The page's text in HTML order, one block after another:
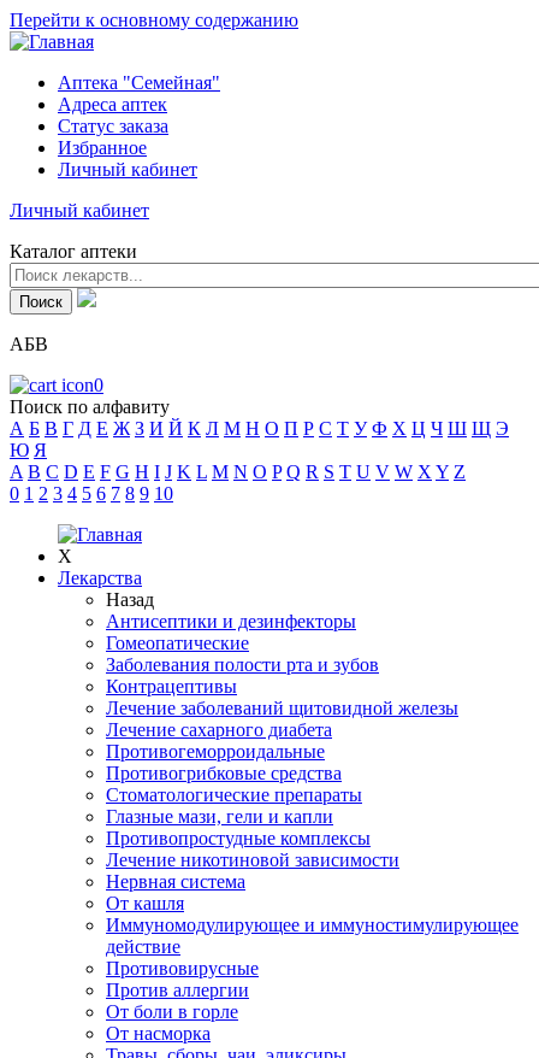
Перейти к основному содержанию
Аптека "Семейная"
Адреса аптек
Статус заказа
Избранное
Личный кабинет
Личный кабинет
Каталог аптеки
АБВ
0
Поиск по алфавиту
А Б В Г Д Е Ж З И Й К Л М Н О П Р С Т У Ф Х Ц Ч Ш Щ Э
Ю Я
A B C D E F G H I J K L M N O P Q R S T U V W X Y Z
0 1 2 3 4 5 6 7 8 9 10
X
Лекарства
Назад
Антисептики и дезинфекторы
Гомеопатические
Заболевания полости рта и зубов
Контрацептивы
Лечение заболеваний щитовидной железы
Лечение сахарного диабета
Противогеморроидальные
Противогрибковые средства
Стоматологические препараты
Глазные мази, гели и капли
Противопростудные комплексы
Лечение никотиновой зависимости
Нервная система
От кашля
Иммуномодулирующее и иммуностимулирующее
действие
Противовирусные
Против аллергии
От боли в горле
От насморка